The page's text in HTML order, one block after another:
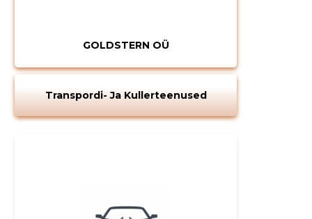
GOLDSTERN OÜ
Transpordi- Ja Kullerteenused
MUUDA